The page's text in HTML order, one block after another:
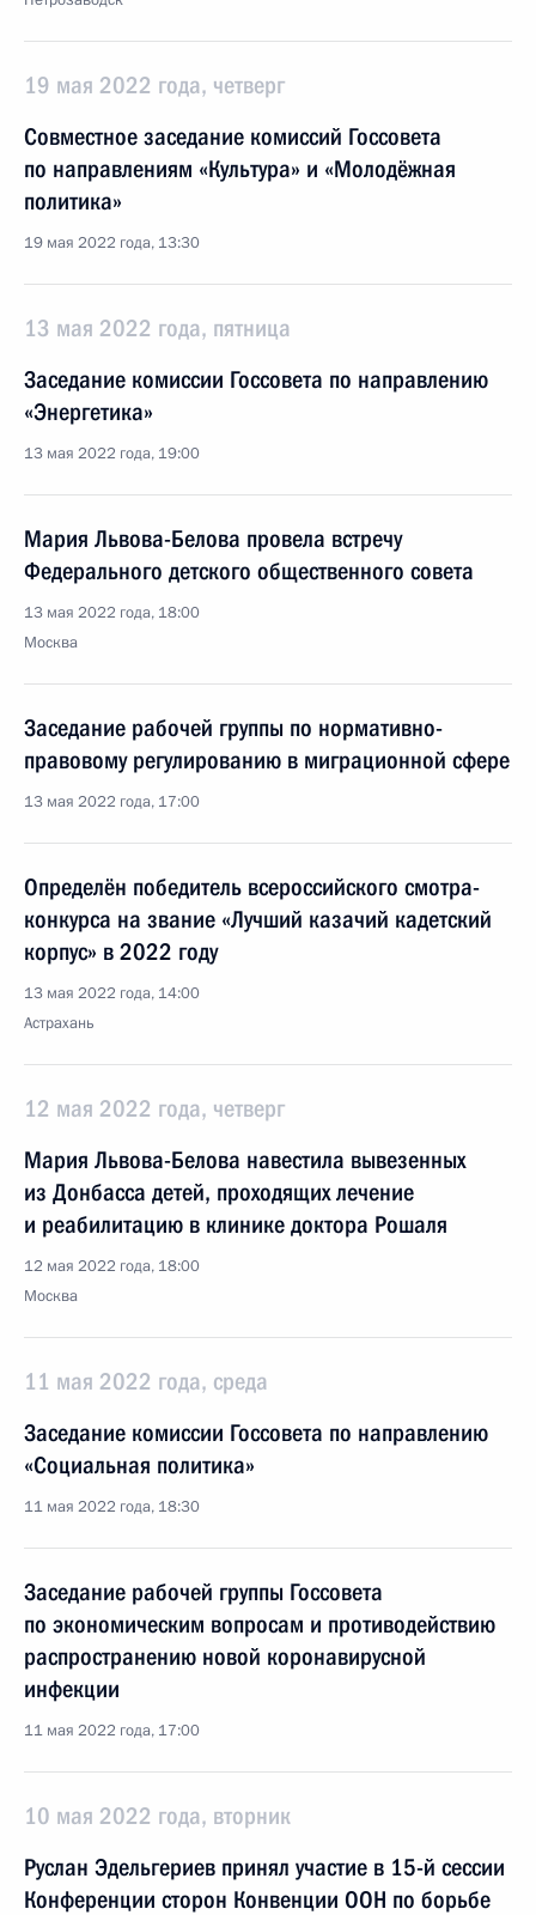
19 мая 2022 года, четверг
Совместное заседание комиссий Госсовета
по направлениям «Культура» и «Молодёжная
политика»
19 мая 2022 года, 13:30
13 мая 2022 года, пятница
Заседание комиссии Госсовета по направлению
«Энергетика»
13 мая 2022 года, 19:00
Мария Львова-Белова провела встречу
Федерального детского общественного совета
13 мая 2022 года, 18:00
Москва
Заседание рабочей группы по нормативно-
правовому регулированию в миграционной сфере
13 мая 2022 года, 17:00
Определён победитель всероссийского смотра-
конкурса на звание «Лучший казачий кадетский
корпус» в 2022 году
13 мая 2022 года, 14:00
Астрахань
12 мая 2022 года, четверг
Мария Львова-Белова навестила вывезенных
из Донбасса детей, проходящих лечение
и реабилитацию в клинике доктора Рошаля
12 мая 2022 года, 18:00
Москва
11 мая 2022 года, среда
Заседание комиссии Госсовета по направлению
«Социальная политика»
11 мая 2022 года, 18:30
Заседание рабочей группы Госсовета
по экономическим вопросам и противодействию
распространению новой коронавирусной
инфекции
11 мая 2022 года, 17:00
10 мая 2022 года, вторник
Руслан Эдельгериев принял участие в 15-й сессии
Конференции сторон Конвенции ООН по борьбе